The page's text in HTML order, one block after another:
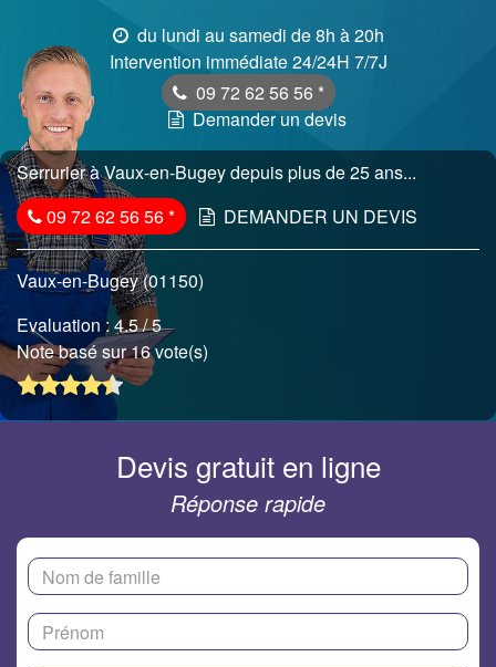
du lundi au samedi de 8h à 20h
Intervention immédiate 24/24H 7/7J
09 72 62 56 56 *
Demander un devis
Serrurier à Vaux-en-Bugey depuis plus de 25 ans...
09 72 62 56 56* DEMANDER UN DEVIS
Vaux-en-Bugey (01150)
Evaluation :4.5/ 5
Note basé sur 16 vote(s)
Devis gratuit en ligne
Réponse rapide